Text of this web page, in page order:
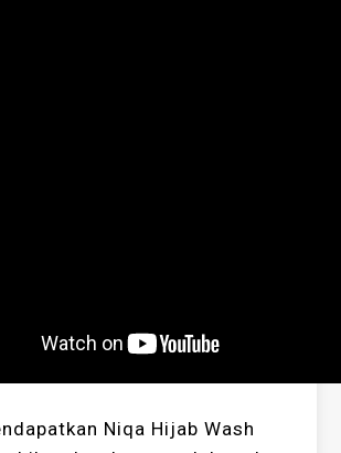
Niqa Hijab Wash